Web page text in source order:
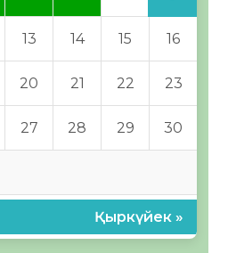
13 14 15 16
20 21 22 23
27 28 29 30
Қыркүйек »